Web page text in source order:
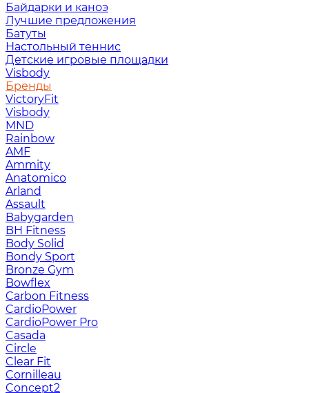
Байдарки и каноэ
Лучшие предложения
Батуты
Настольный теннис
Детские игровые площадки
Visbody
Бренды
VictoryFit
Visbody
MND
Rainbow
AMF
Ammity
Anatomico
Arland
Assault
Babygarden
BH Fitness
Body Solid
Bondy Sport
Bronze Gym
Bowflex
Carbon Fitness
CardioPower
CardioPower Pro
Casada
Circle
Clear Fit
Cornilleau
Concept2